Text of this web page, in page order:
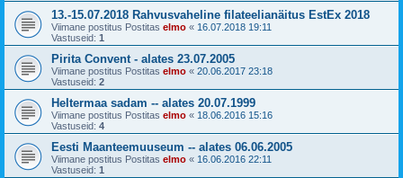
13.-15.07.2018 Rahvusvaheline filateelianäitus EstEx 2018
Viimane postitus Postitas elmo « 16.07.2018 19:11
Vastuseid: 1
Pirita Convent - alates 23.07.2005
Viimane postitus Postitas elmo « 20.06.2017 23:18
Vastuseid: 2
Heltermaa sadam -- alates 20.07.1999
Viimane postitus Postitas elmo « 18.06.2016 15:16
Vastuseid: 4
Eesti Maanteemuuseum -- alates 06.06.2005
Viimane postitus Postitas elmo « 16.06.2016 22:11
Vastuseid: 1